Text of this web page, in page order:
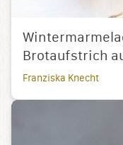
Brotaufstrich
Franziska Knecht